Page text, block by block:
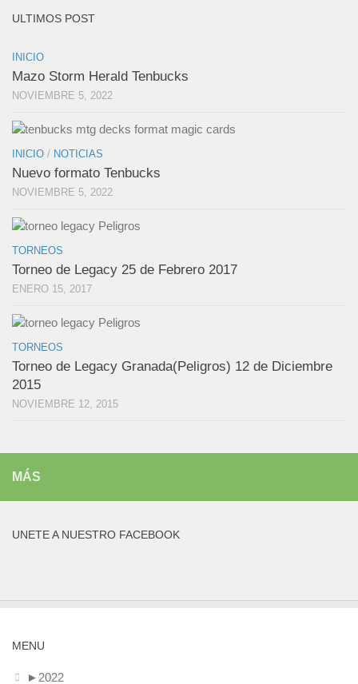
ULTIMOS POST
INICIO
Mazo Storm Herald Tenbucks
NOVIEMBRE 5, 2022
INICIO / NOTICIAS
Nuevo formato Tenbucks
NOVIEMBRE 5, 2022
TORNEOS
Torneo de Legacy 25 de Febrero 2017
ENERO 15, 2017
TORNEOS
Torneo de Legacy Granada(Peligros) 12 de Diciembre
2015
NOVIEMBRE 12, 2015
MÁS
UNETE A NUESTRO FACEBOOK
MENU
► 2022